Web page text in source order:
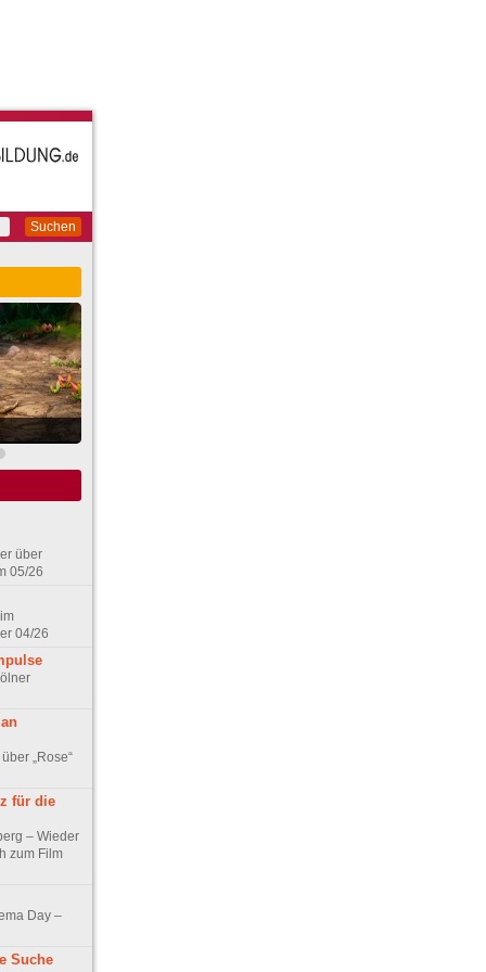
Suchen
über
05/26
04/26
„Rose“
für die
– Wieder
zum Film
Day –
Suche